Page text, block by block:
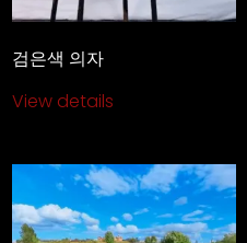
검은색 의자
View details